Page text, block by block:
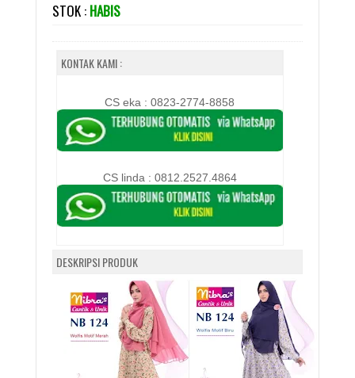
STOK : HABIS
KONTAK KAMI :
CS eka : 0823-2774-8858
CS linda : 0812.2527.4864
DESKRIPSI PRODUK